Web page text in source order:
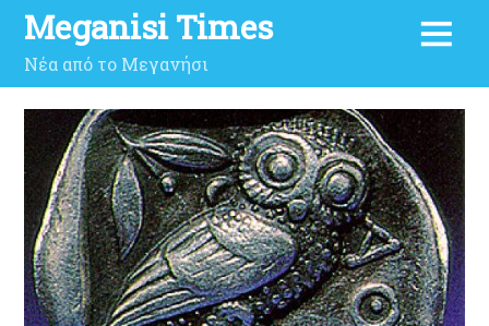
Meganisi Times
Νέα από το Μεγανήσι